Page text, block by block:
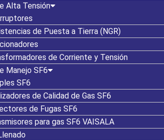
Alta Tensión
de Puesta a Tierra (NGR)
de Corriente y Tensión
Manejo SF6
SF6
de Calidad de Gas SF6
de Fugas SF6
para gas SF6 VAISALA